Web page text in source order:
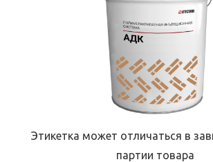
Этикетка может отличаться в
партии товара